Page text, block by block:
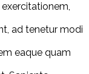
ad tenetur modi
eaque quam